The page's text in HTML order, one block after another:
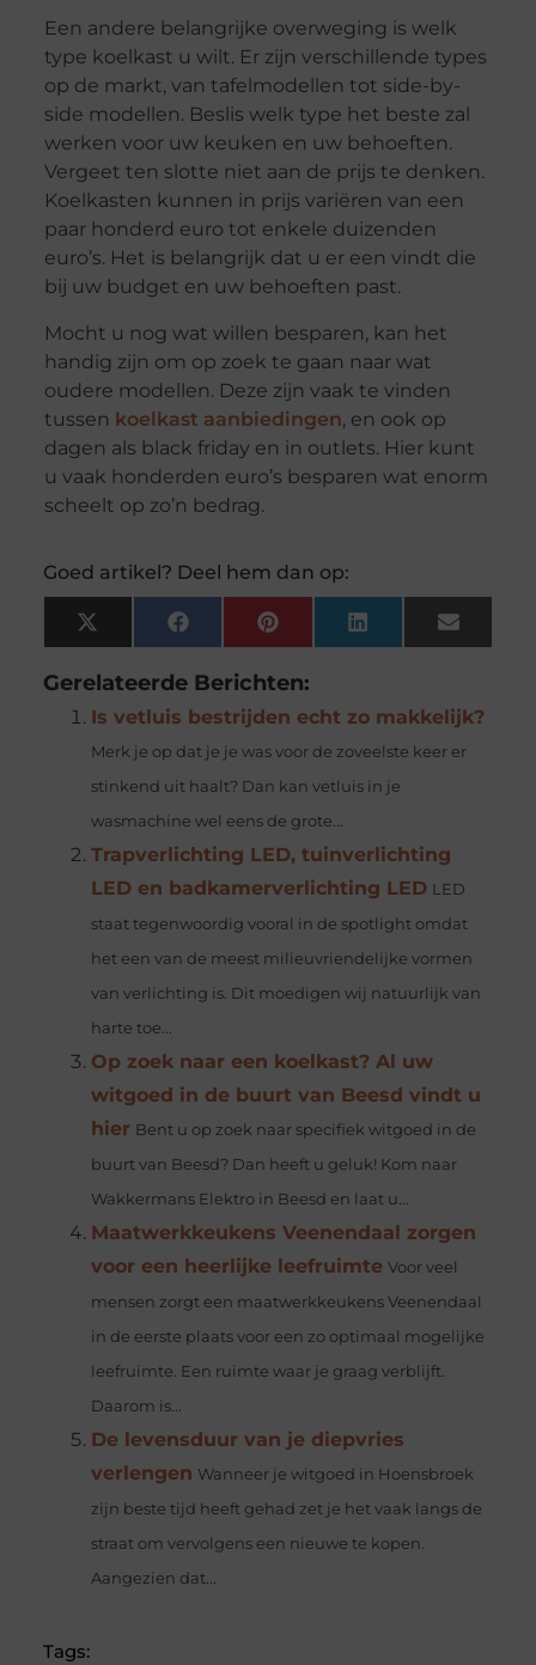
Een andere belangrijke overweging is welk
type koelkast u wilt. Er zijn verschillende types
op de markt, van tafelmodellen tot side-by-
side modellen. Beslis welk type het beste zal
werken voor uw keuken en uw behoeften.
Vergeet ten slotte niet aan de prijs te denken.
Koelkasten kunnen in prijs variëren van een
paar honderd euro tot enkele duizenden
euro’s. Het is belangrijk dat u er een vindt die
bij uw budget en uw behoeften past.
Mocht u nog wat willen besparen, kan het
handig zijn om op zoek te gaan naar wat
oudere modellen. Deze zijn vaak te vinden
tussen koelkast aanbiedingen, en ook op
dagen als black friday en in outlets. Hier kunt
u vaak honderden euro’s besparen wat enorm
scheelt op zo’n bedrag.
Goed artikel? Deel hem dan op:
X
(Twitter)
FacebookPinterest LinkedIn Email
Gerelateerde Berichten:
Is vetluis bestrijden echt zo makkelijk?
Merk je op dat je je was voor de zoveelste keer er
stinkend uit haalt? Dan kan vetluis in je
wasmachine wel eens de grote...
Trapverlichting LED, tuinverlichting
LED en badkamerverlichting LED LED
staat tegenwoordig vooral in de spotlight omdat
het een van de meest milieuvriendelijke vormen
van verlichting is. Dit moedigen wij natuurlijk van
harte toe...
Op zoek naar een koelkast? Al uw
witgoed in de buurt van Beesd vindt u
hier Bent u op zoek naar specifiek witgoed in de
buurt van Beesd? Dan heeft u geluk! Kom naar
Wakkermans Elektro in Beesd en laat u...
Maatwerkkeukens Veenendaal zorgen
voor een heerlijke leefruimte Voor veel
mensen zorgt een maatwerkkeukens Veenendaal
in de eerste plaats voor een zo optimaal mogelijke
leefruimte. Een ruimte waar je graag verblijft.
Daarom is...
De levensduur van je diepvries
verlengen Wanneer je witgoed in Hoensbroek
zijn beste tijd heeft gehad zet je het vaak langs de
straat om vervolgens een nieuwe te kopen.
Aangezien dat...
Tags: